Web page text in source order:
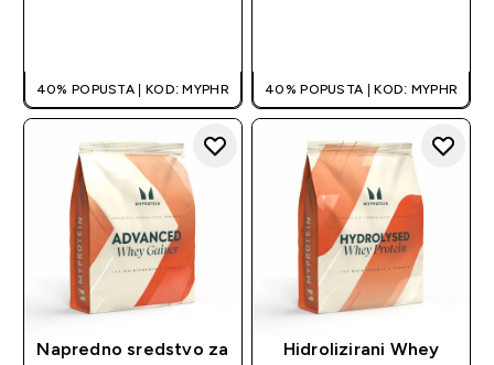
40% POPUSTA | KOD: MYPHR 40% POPUSTA | KOD: MYPHR
Napredno sredstvo za
Hidrolizirani Whey